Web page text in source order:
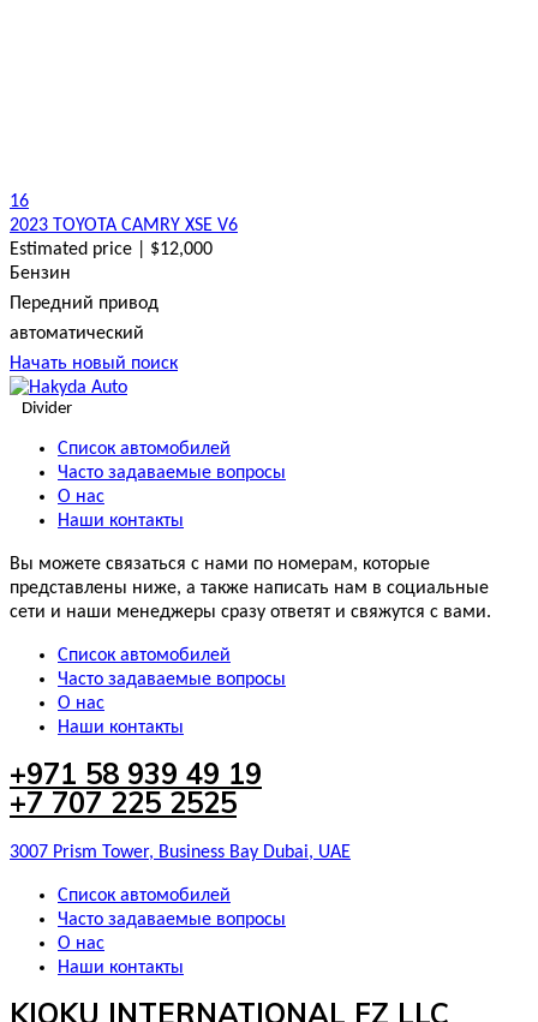
16
2023 TOYOTA CAMRY XSE V6
Estimated price | $12,000
Бензин
Передний привод
автоматический
Начать новый поиск
Divider
Список автомобилей
Часто задаваемые вопросы
О нас
Наши контакты
Вы можете связаться с нами по номерам, которые
представлены ниже, а также написать нам в социальные
сети и наши менеджеры сразу ответят и свяжутся с вами.
Список автомобилей
Часто задаваемые вопросы
О нас
Наши контакты
+971 58 939 49 19
+7 707 225 2525
3007 Prism Tower, Business Bay Dubai, UAE
Список автомобилей
Часто задаваемые вопросы
О нас
Наши контакты
KIOKU INTERNATIONAL FZ LLC